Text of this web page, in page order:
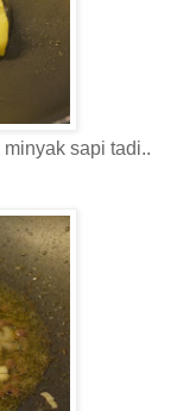
sapi tadi..